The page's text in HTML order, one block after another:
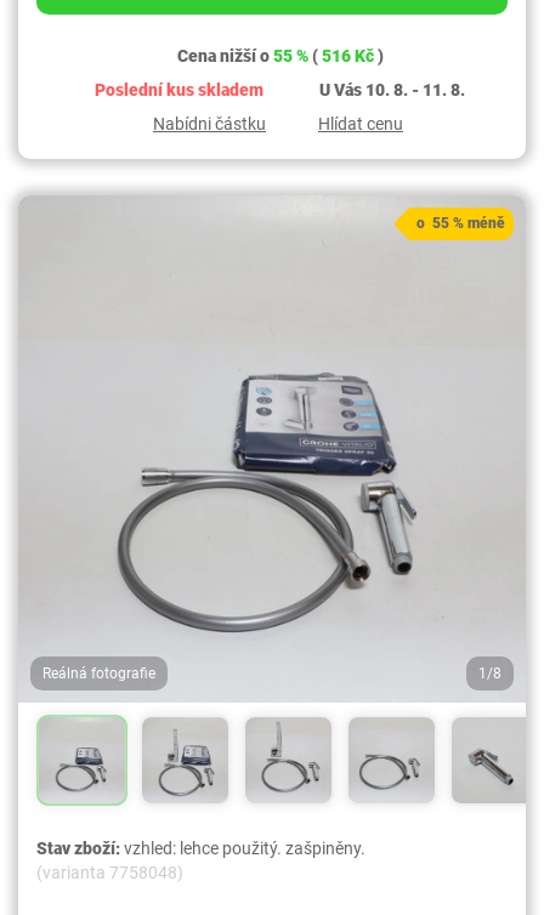
Cena nižší o55 %(516 Kč)
Poslední kus skladem
U Vás 10. 8. - 11. 8.
Nabídni částku
Hlídat cenu
Reálná fotografie 1/8
o 55 % méně
Stav zboží:vzhled: lehce použitý. zašpiněny.
(varianta 7758048)